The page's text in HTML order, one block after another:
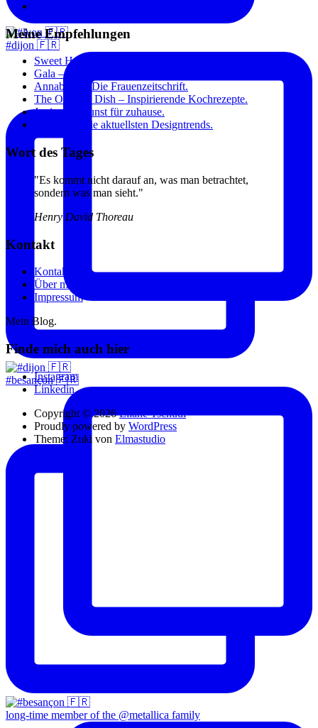
#dijon 🇫🇷
#besançon 🇫🇷
long-time member of the @metallica family
Meine Empfehlungen
Sweet Home – Blog über das Wohnen, Essen und Sein.
Gala – Stars und Fashion.
Annabelle – Die Frauenzeitschrift.
The Original Dish – Inspirierende Kochrezepte.
Junique – Kunst für zuhause.
Connox – Die aktuellsten Designtrends.
Wort des Tages
"Es kommt nicht darauf an, was man betrachtet,
sondern was man sieht."
Henry David Thoreau
Kontakt
Kontakt
Über mich
Impressum
Mein Blog.
Finde mich auch hier
Instagram
Linkedin
Copyright © 2026Eliane Tschudi
Proudly powered by WordPress
Theme: Zuki von Elmastudio